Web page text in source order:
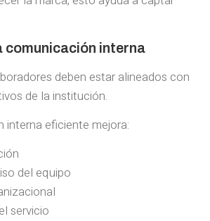
comunicación interna
deben estar alineados con
de la institución.
interna eficiente mejora:
del equipo
servicio